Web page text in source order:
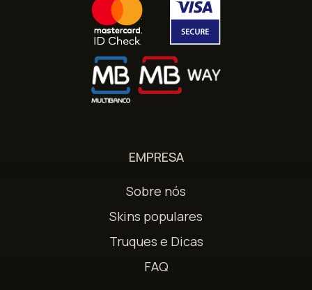
EMPRESA
Sobre nós
Skins populares
Truques e Dicas
FAQ